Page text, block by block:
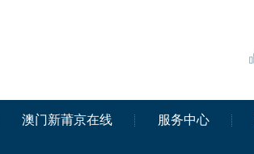
澳门新莆京在线 服务中心